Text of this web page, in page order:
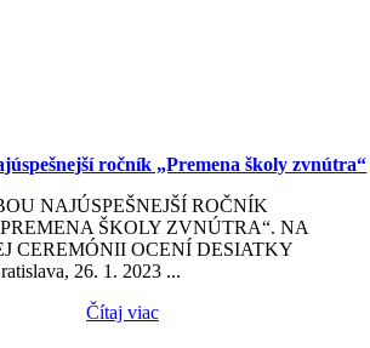
ročník „Premena školy zvnútra“
NAJÚSPEŠNEJŠÍ ROČNÍK
ŠKOLY ZVNÚTRA“. NA
CEREMÓNII OCENÍ DESIATKY
26. 1. 2023 ...
Čítaj viac